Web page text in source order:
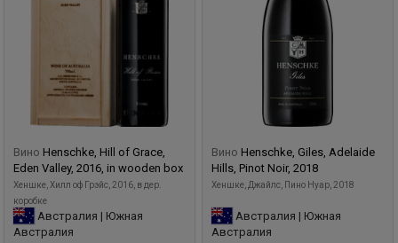
Вино Henschke, Hill of Grace,
Eden Valley, 2016, in wooden box
Хеншке, Хилл оф Грэйс, 2016, в дер.
коробке
Австралия | Южная
Австралия
Вино Henschke, Giles, Adelaide
Hills, Pinot Noir, 2018
Хеншке, Джайлс, Пино Нуар, 2018
Австралия | Южная
Австралия